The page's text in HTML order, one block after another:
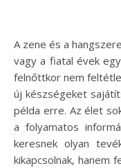
A zene és a hangszeres játék sokak számára a gyermekkor
vagy a fiatal évek
felnőttkor nem
új készségeket
példa erre. Az élet
a folyamatos
keresnek olyan
kikapcsolnak, hanem